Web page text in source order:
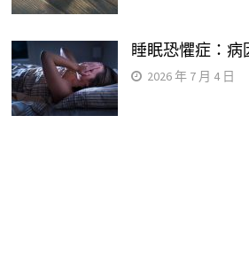
睡眠恐懼症：
2026 年 7 月 4 日